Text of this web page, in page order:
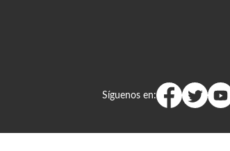
Síguenos en: